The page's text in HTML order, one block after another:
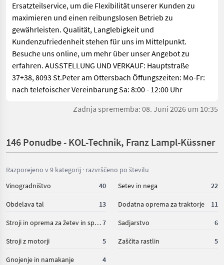
Ersatzteilservice, um die Flexibilität unserer Kunden zu
maximieren und einen reibungslosen Betrieb zu
gewährleisten. Qualität, Langlebigkeit und
Kundenzufriedenheit stehen für uns im Mittelpunkt.
Besuche uns online, um mehr über unser Angebot zu
erfahren. AUSSTELLUNG UND VERKAUF: Hauptstraße
37+38, 8093 St.Peter am Ottersbach Öffungszeiten: Mo-Fr:
nach telefoischer Vereinbarung Sa: 8:00 - 12:00 Uhr
Zadnja sprememba: 08. Juni 2026 um 10:35
146 Ponudbe - KOL-Technik, Franz Lampl-Küssner
Razporejeno v 9 kategorij · razvrščeno po številu
Vinogradništvo
40 Setev in nega 22
Obdelava tal 13 Dodatna oprema za traktorje 11
Stroji in oprema za žetev in spravilo7 Sadjarstvo 6
Stroji z motorji 5 Zaščita rastlin 5
Gnojenje in namakanje 4